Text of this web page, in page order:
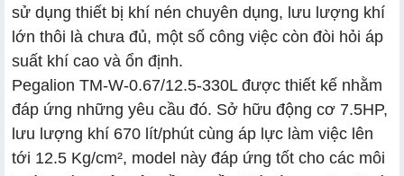
sử dụng thiết bị khí nén chuyên dụng, lưu lượng khí
lớn thôi là chưa đủ, một số công việc còn đòi hỏi áp
suất khí cao và ổn định.
Pegalion TM-W-0.67/12.5-330L được thiết kế nhằm
đáp ứng những yêu cầu đó. Sở hữu động cơ 7.5HP,
lưu lượng khí 670 lít/phút cùng áp lực làm việc lên
tới 12.5 Kg/cm², model này đáp ứng tốt cho các môi